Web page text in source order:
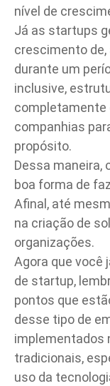
nível de
Já as startups
crescimento de,
durante um
inclusive,
completamente
companhias
propósito.
Dessa maneira,
boa forma de
Afinal, até
na criação de
organizações.
Agora que você
de startup,
pontos que
desse tipo de
implementados
tradicionais,
uso da